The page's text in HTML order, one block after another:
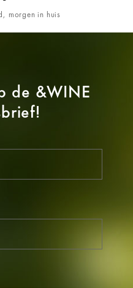
morgen in huis
de &WINE